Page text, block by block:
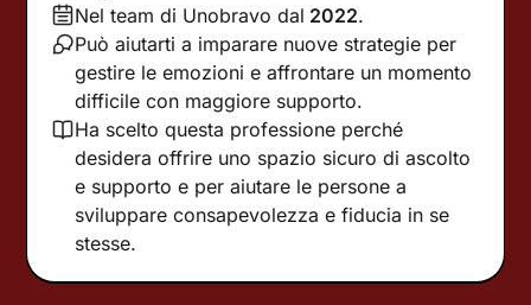
Nel team di Unobravo dal 2022.
Può aiutarti a imparare nuove strategie per
gestire le emozioni e affrontare un momento
difficile con maggiore supporto.
Ha scelto questa professione perché
desidera offrire uno spazio sicuro di ascolto
e supporto e per aiutare le persone a
sviluppare consapevolezza e fiducia in se
stesse.